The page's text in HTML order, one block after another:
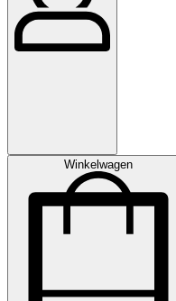
Winkelwagen